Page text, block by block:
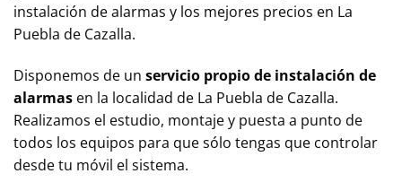
instalación de alarmas y los mejores precios en La
Puebla de Cazalla.
Disponemos de un servicio propio de instalación de
alarmas en la localidad de La Puebla de Cazalla.
Realizamos el estudio, montaje y puesta a punto de
todos los equipos para que sólo tengas que controlar
desde tu móvil el sistema.